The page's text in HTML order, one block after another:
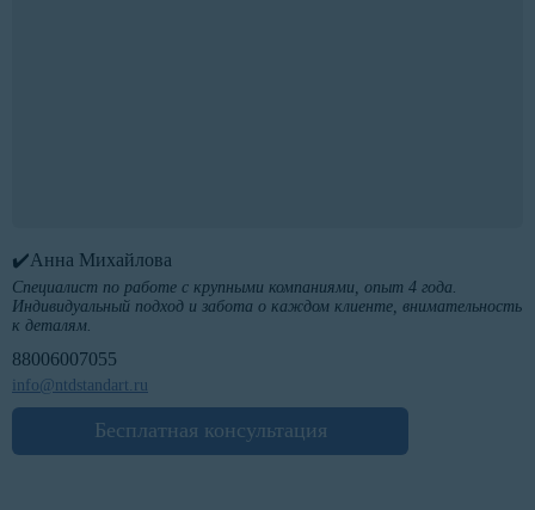
✔️Анна Михайлова
Специалист по работе с крупными компаниями, опыт 4 года.
Индивидуальный подход и забота о каждом клиенте, внимательность
к деталям.
88006007055
info@ntdstandart.ru
Бесплатная консультация